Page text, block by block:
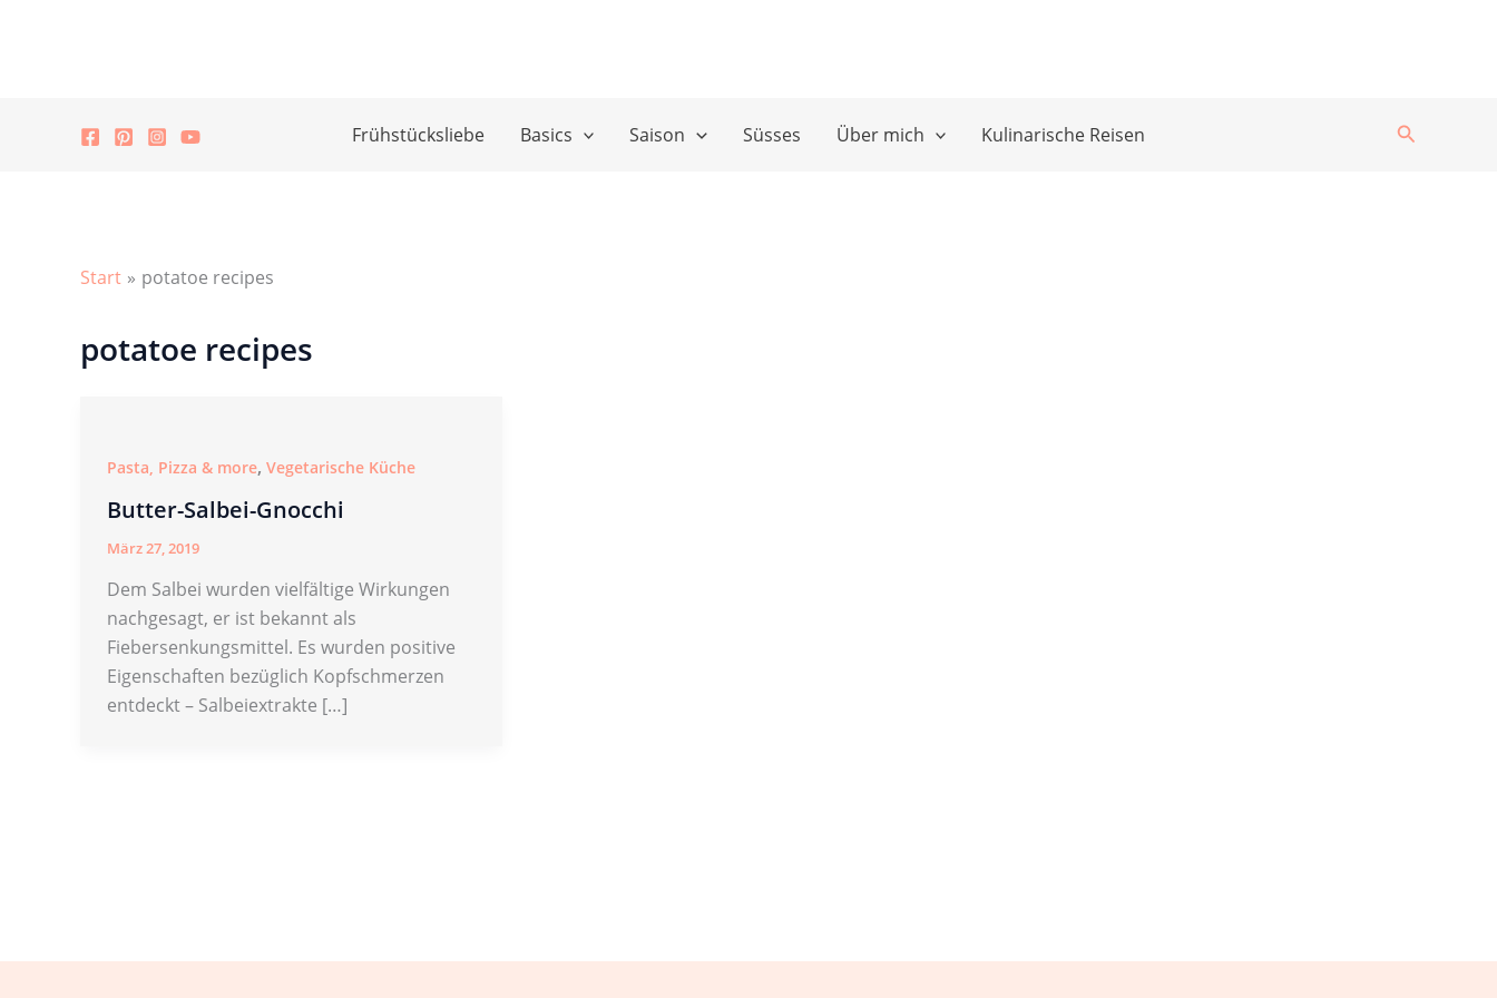
Frühstücksliebe Basics Saison Süsses Über mich Kulinarische Reisen Suchen
Start potatoe recipes
potatoe recipes
Pasta, Pizza & more, Vegetarische Küche
Butter-Salbei-Gnocchi
März 27, 2019
Dem Salbei wurden vielfältige Wirkungen
nachgesagt, er ist bekannt als
Fiebersenkungsmittel. Es wurden positive
Eigenschaften bezüglich Kopfschmerzen
entdeckt – Salbeiextrakte […]